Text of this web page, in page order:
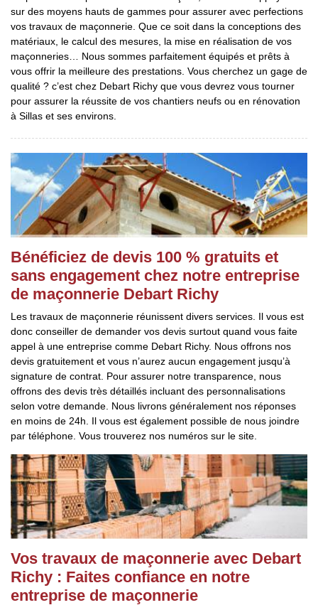
sur des moyens hauts de gammes pour assurer avec perfections
vos travaux de maçonnerie. Que ce soit dans la conceptions des
matériaux, le calcul des mesures, la mise en réalisation de vos
maçonneries… Nous sommes parfaitement équipés et prêts à
vous offrir la meilleure des prestations. Vous cherchez un gage de
qualité ? c’est chez Debart Richy que vous devrez vous tourner
pour assurer la réussite de vos chantiers neufs ou en rénovation
à Sillas et ses environs.
Bénéficiez de devis 100 % gratuits et
sans engagement chez notre entreprise
de maçonnerie Debart Richy
Les travaux de maçonnerie réunissent divers services. Il vous est
donc conseiller de demander vos devis surtout quand vous faite
appel à une entreprise comme Debart Richy. Nous offrons nos
devis gratuitement et vous n’aurez aucun engagement jusqu’à
signature de contrat. Pour assurer notre transparence, nous
offrons des devis très détaillés incluant des personnalisations
selon votre demande. Nous livrons généralement nos réponses
en moins de 24h. Il vous est également possible de nous joindre
par téléphone. Vous trouverez nos numéros sur le site.
Vos travaux de maçonnerie avec Debart
Richy : Faites confiance en notre
entreprise de maçonnerie